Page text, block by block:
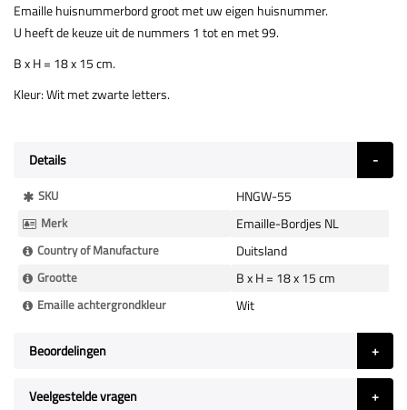
Emaille huisnummerbord groot met uw eigen huisnummer.
U heeft de keuze uit de nummers 1 tot en met 99.
B x H = 18 x 15 cm.
Kleur: Wit met zwarte letters.
Details
Meer
Informatie
SKU HNGW-55
Merk Emaille-Bordjes NL
Country of Manufacture Duitsland
Grootte B x H = 18 x 15 cm
Emaille achtergrondkleur Wit
Beoordelingen
Veelgestelde vragen